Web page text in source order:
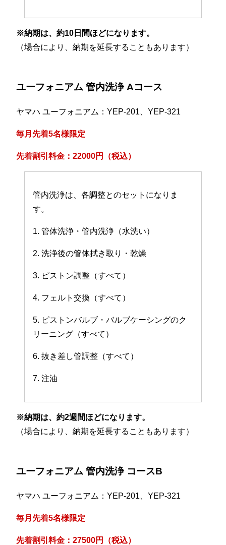
※納期は、約10日間ほどになります。
（場合により、納期を延長することもあります）
ユーフォニアム 管内洗浄 Aコース
ヤマハ ユーフォニアム：YEP-201、YEP-321
毎月先着5名様限定
先着割引料金：22000円（税込）
管内洗浄は、各調整とのセットになりま
す。
1. 管体洗浄・管内洗浄（水洗い）
2. 洗浄後の管体拭き取り・乾燥
3. ピストン調整（すべて）
4. フェルト交換（すべて）
5. ピストンバルブ・バルブケーシングのク
リーニング（すべて）
6. 抜き差し管調整（すべて）
7. 注油
※納期は、約2週間ほどになります。
（場合により、納期を延長することもあります）
ユーフォニアム 管内洗浄 コースB
ヤマハ ユーフォニアム：YEP-201、YEP-321
毎月先着5名様限定
先着割引料金：27500円（税込）